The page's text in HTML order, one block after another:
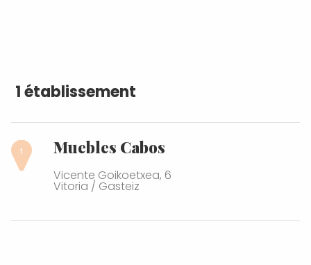
1 établissement
Muebles Cabos
Vicente Goikoetxea, 6
Vitoria / Gasteiz